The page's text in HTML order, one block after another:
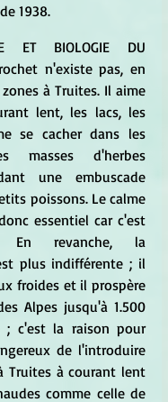
1938.
n'existe pas, en
à Truites. Il aime
lent, les lacs, les
se cacher dans les
masses d'herbes
une embuscade
poissons. Le calme
essentiel car c'est
En revanche, la
plus indifférente ; il
froides et il prospère
Alpes jusqu'à 1.500
; c'est la raison pour
de l'introduire
Truites à courant lent
comme celle de